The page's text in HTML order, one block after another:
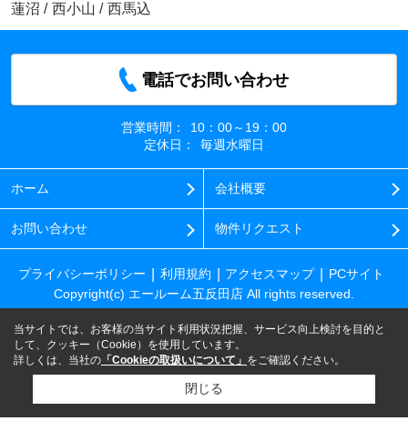
蓮沼 / 西小山 / 西馬込
電話でお問い合わせ
営業時間：
10：00～19：00
定休日：
毎週水曜日
ホーム 会社概要
お問い合わせ 物件リクエスト
プライバシーポリシー 利用規約 アクセスマップ
PCサイト
Copyright(c) エールーム五反田店 All rights reserved.
当サイトでは、お客様の当サイト利用状況把握、サービス向上検討を目的と
して、クッキー（Cookie）を使用しています。
詳しくは、当社の 「Cookieの取扱いについて」 をご確認ください。
閉じる